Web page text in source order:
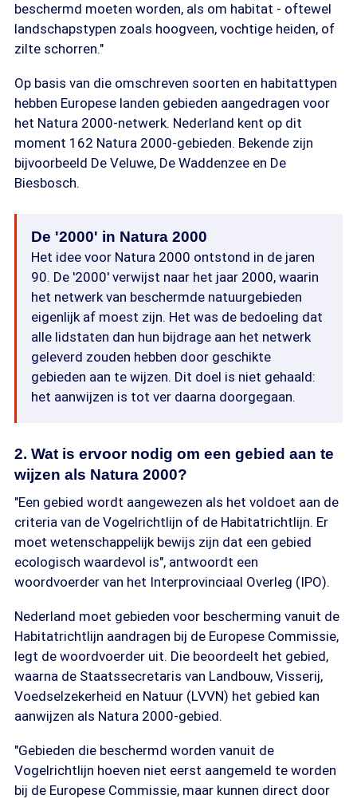
beschermd moeten worden, als om habitat - oftewel
landschapstypen zoals hoogveen, vochtige heiden, of
zilte schorren."
Op basis van die omschreven soorten en habitattypen
hebben Europese landen gebieden aangedragen voor
het Natura 2000-netwerk. Nederland kent op dit
moment 162 Natura 2000-gebieden. Bekende zijn
bijvoorbeeld De Veluwe, De Waddenzee en De
Biesbosch.
De '2000' in Natura 2000
Het idee voor Natura 2000 ontstond in de jaren
90. De '2000' verwijst naar het jaar 2000, waarin
het netwerk van beschermde natuurgebieden
eigenlijk af moest zijn. Het was de bedoeling dat
alle lidstaten dan hun bijdrage aan het netwerk
geleverd zouden hebben door geschikte
gebieden aan te wijzen. Dit doel is niet gehaald:
het aanwijzen is tot ver daarna doorgegaan.
2. Wat is ervoor nodig om een gebied aan te
wijzen als Natura 2000?
"Een gebied wordt aangewezen als het voldoet aan de
criteria van de Vogelrichtlijn of de Habitatrichtlijn. Er
moet wetenschappelijk bewijs zijn dat een gebied
ecologisch waardevol is", antwoordt een
woordvoerder van het Interprovinciaal Overleg (IPO).
Nederland moet gebieden voor bescherming vanuit de
Habitatrichtlijn aandragen bij de Europese Commissie,
legt de woordvoerder uit. Die beoordeelt het gebied,
waarna de Staatssecretaris van Landbouw, Visserij,
Voedselzekerheid en Natuur (LVVN) het gebied kan
aanwijzen als Natura 2000-gebied.
"Gebieden die beschermd worden vanuit de
Vogelrichtlijn hoeven niet eerst aangemeld te worden
bij de Europese Commissie, maar kunnen direct door